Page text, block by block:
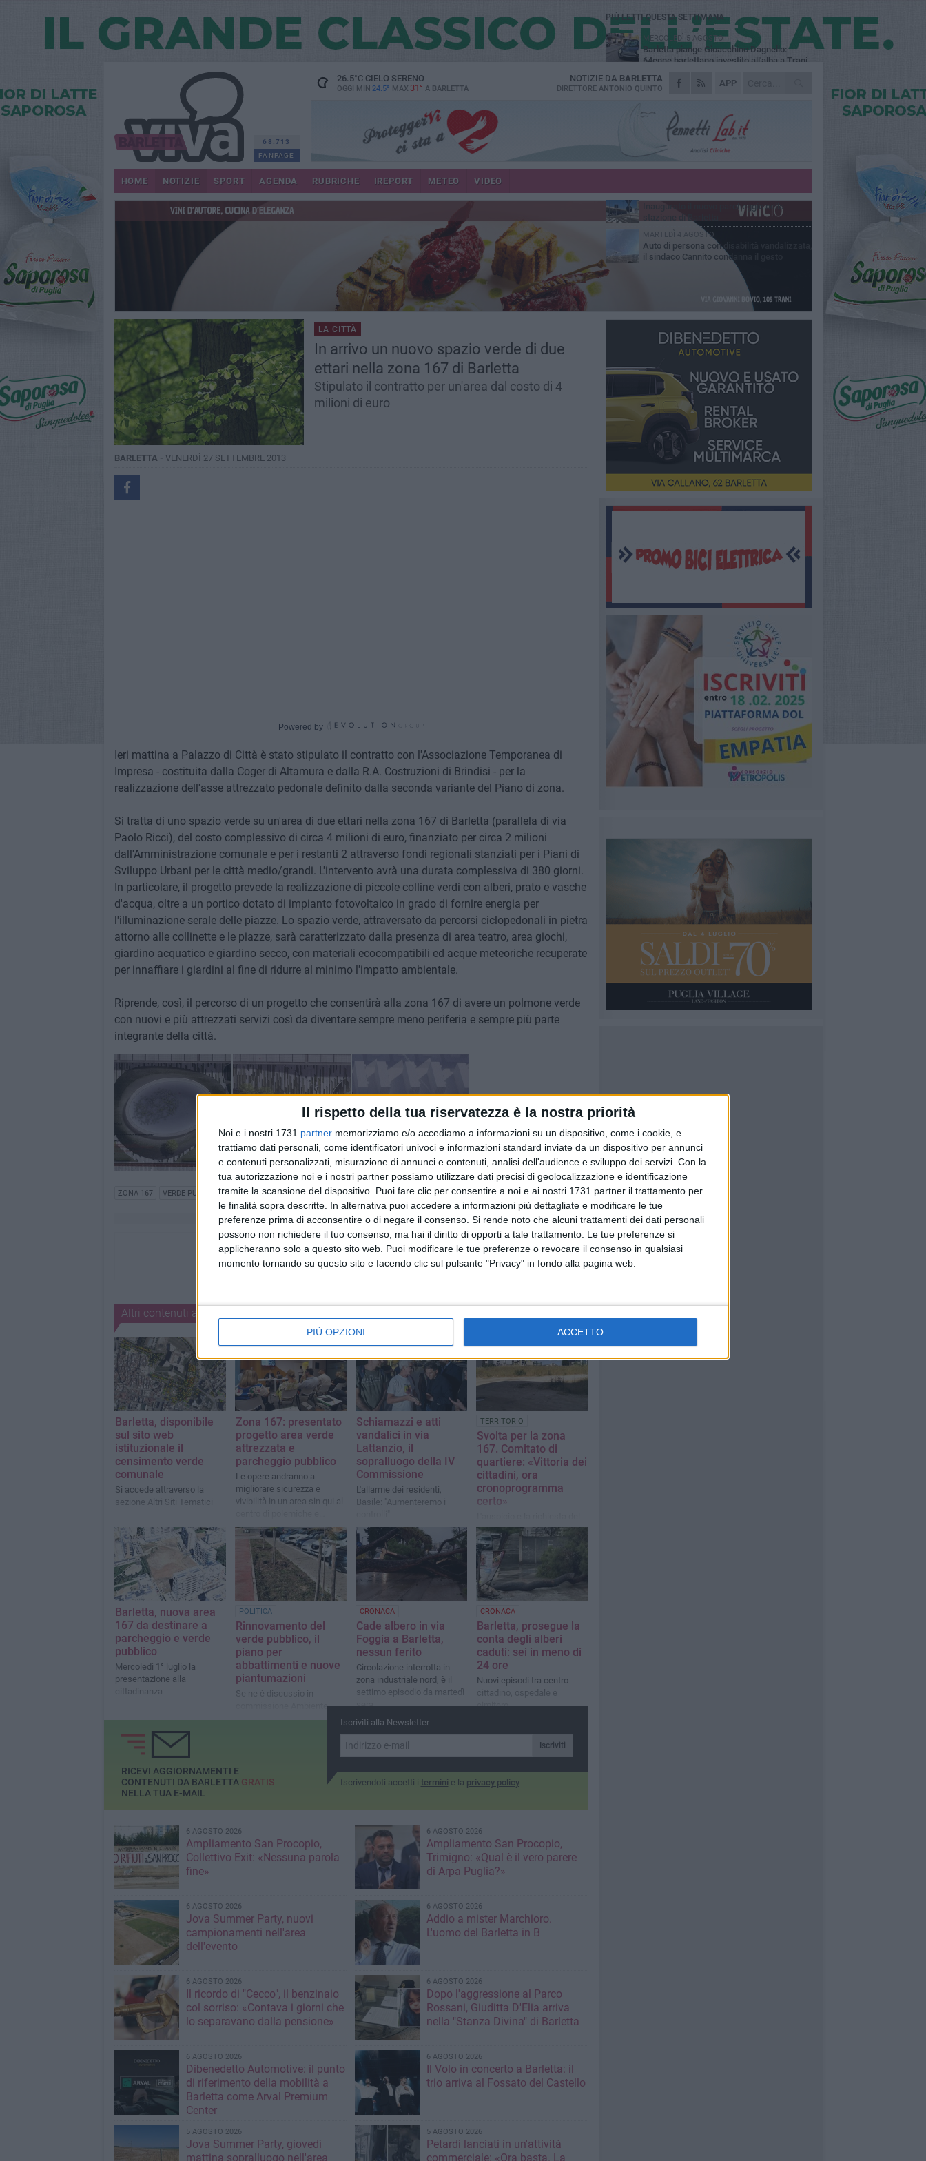
Il rispetto della tua riservatezza è la nostra priorità
Noi e i nostri 1731 partner memorizziamo e/o accediamo a informazioni su un dispositivo, come i cookie, e
trattiamo dati personali, come identificatori univoci e informazioni standard inviate da un dispositivo per annunci
e contenuti personalizzati, misurazione di annunci e contenuti, analisi dell'audience e sviluppo dei servizi. Con la
tua autorizzazione noi e i nostri partner possiamo utilizzare dati precisi di geolocalizzazione e identificazione
tramite la scansione del dispositivo. Puoi fare clic per consentire a noi e ai nostri 1731 partner il trattamento per
le finalità sopra descritte. In alternativa puoi accedere a informazioni più dettagliate e modificare le tue
preferenze prima di acconsentire o di negare il consenso. Si rende noto che alcuni trattamenti dei dati personali
possono non richiedere il tuo consenso, ma hai il diritto di opporti a tale trattamento. Le tue preferenze si
applicheranno solo a questo sito web. Puoi modificare le tue preferenze o revocare il consenso in qualsiasi
momento tornando su questo sito e facendo clic sul pulsante "Privacy" in fondo alla pagina web.
PIÙ OPZIONI ACCETTO
68.713
FANPAGE
26.5°CCIELO SERENO
OGGI MIN 24.5° MAX 31° A BARLETTA
APP
NOTIZIE DA BARLETTA
DIRETTORE ANTONIO QUINTO
HOME NOTIZIE SPORT AGENDA RUBRICHE IREPORT METEO VIDEO
LA CITTÀ
In arrivo un nuovo spazio verde di due
ettari nella zona 167 di Barletta
Stipulato il contratto per un'area dal costo di 4
milioni di euro
BARLETTA - VENERDÌ 27 SETTEMBRE 2013
Powered by
Ieri mattina a Palazzo di Città è stato stipulato il contratto con l'Associazione Temporanea di
Impresa - costituita dalla Coger di Altamura e dalla R.A. Costruzioni di Brindisi - per la
realizzazione dell'asse attrezzato pedonale definito dalla seconda variante del Piano di zona.
Si tratta di uno spazio verde su un'area di due ettari nella zona 167 di Barletta (parallela di via
Paolo Ricci), del costo complessivo di circa 4 milioni di euro, finanziato per circa 2 milioni
dall'Amministrazione comunale e per i restanti 2 attraverso fondi regionali stanziati per i Piani di
Sviluppo Urbani per le città medio/grandi. L'intervento avrà una durata complessiva di 380 giorni.
In particolare, il progetto prevede la realizzazione di piccole colline verdi con alberi, prato e vasche
d'acqua, oltre a un portico dotato di impianto fotovoltaico in grado di fornire energia per
l'illuminazione serale delle piazze. Lo spazio verde, attraversato da percorsi ciclopedonali in pietra
attorno alle collinette e le piazze, sarà caratterizzato dalla presenza di area teatro, area giochi,
giardino acquatico e giardino secco, con materiali ecocompatibili ed acque meteoriche recuperate
per innaffiare i giardini al fine di ridurre al minimo l'impatto ambientale.
Riprende, così, il percorso di un progetto che consentirà alla zona 167 di avere un polmone verde
con nuovi e più attrezzati servizi così da diventare sempre meno periferia e sempre più parte
integrante della città.
ZONA 167 VERDE PUBBLICO
Altri contenuti a tema
Barletta, disponibile
sul sito web
istituzionale il
censimento verde
comunale
Si accede attraverso la
sezione Altri Siti Tematici
Zona 167: presentato
progetto area verde
attrezzata e
parcheggio pubblico
Le opere andranno a
migliorare sicurezza e
vivibilità in un area sin qui al
rimostranze da parte dei
residenti
Schiamazzi e atti
vandalici in via
Lattanzio, il
sopralluogo della IV
Commissione
L'allarme dei residenti,
Basile: "Aumenteremo i
TERRITORIO
Svolta per la zona
167. Comitato di
quartiere: «Vittoria dei
cittadini, ora
cronoprogramma
certo»
comitato contro il degrado
Barletta, nuova area
167 da destinare a
parcheggio e verde
pubblico
Mercoledì 1° luglio la
presentazione alla
cittadinanza
POLITICA
Rinnovamento del
verde pubblico, il
piano per
abbattimenti e nuove
piantumazioni
Se ne è discussio in
commissione Ambiente
CRONACA
Cade albero in via
Foggia a Barletta,
nessun ferito
Circolazione interrotta in
zona industriale nord, è il
settimo episodio da martedì
sera
CRONACA
Barletta, prosegue la
conta degli alberi
caduti: sei in meno di
24 ore
Nuovi episodi tra centro
cittadino, ospedale e
cimitero
Iscriviti alla Newsletter
Iscriviti
Iscrivendoti accetti i termini e la privacy policy
RICEVI AGGIORNAMENTI E
CONTENUTI DA BARLETTA GRATIS
NELLA TUA E-MAIL
6 AGOSTO 2026
Ampliamento San Procopio,
Collettivo Exit: «Nessuna parola
fine»
6 AGOSTO 2026
Ampliamento San Procopio,
Trimigno: «Qual è il vero parere
di Arpa Puglia?»
6 AGOSTO 2026
Jova Summer Party, nuovi
campionamenti nell'area
dell'evento
6 AGOSTO 2026
Addio a mister Marchioro.
L'uomo del Barletta in B
6 AGOSTO 2026
Il ricordo di "Cecco", il benzinaio
col sorriso: «Contava i giorni che
lo separavano dalla pensione»
6 AGOSTO 2026
Dopo l'aggressione al Parco
Rossani, Giuditta D'Elia arriva
nella "Stanza Divina" di Barletta
6 AGOSTO 2026
Dibenedetto Automotive: il punto
di riferimento della mobilità a
Barletta come Arval Premium
Center
6 AGOSTO 2026
Il Volo in concerto a Barletta: il
trio arriva al Fossato del Castello
5 AGOSTO 2026
Jova Summer Party, giovedì
mattina sopralluogo nell'area
5 AGOSTO 2026
Petardi lanciati in un'attività
commerciale: «Ora basta. La
PIÙ LETTI QUESTA SETTIMANA
MERCOLEDÌ 5 AGOSTO
Barletta piange Gioacchino Dagnello:
64enne barlettano investito all'alba a Trani
GIOVEDÌ 6 AGOSTO
Il ricordo di "Cecco", il benzinaio col
separavano dalla pensione»
MERCOLEDÌ 5 AGOSTO
Jova Summer Party, giovedì mattina
sopralluogo nell'area dell'evento
DOMENICA 2 AGOSTO
Beni confiscati alla mafia. Nasce il servizio
VENERDÌ 31 LUGLIO
Inaugurato il nuovo parcheggio nella
MARTEDÌ 4 AGOSTO
Auto di persona con disabilità vandalizzata,
il sindaco Cannito condanna il gesto